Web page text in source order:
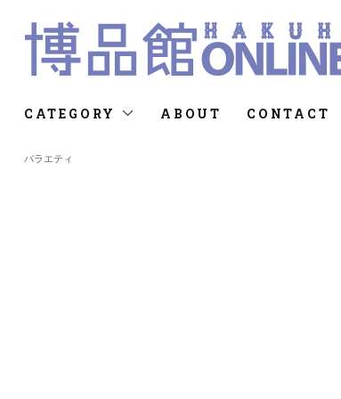
CATEGORY ABOUT CONTACT
バラエティ